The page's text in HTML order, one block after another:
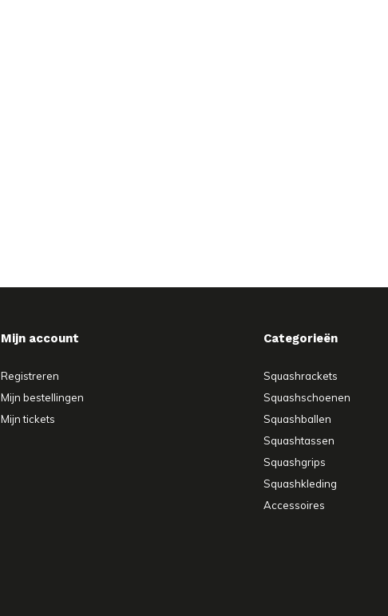
Mijn account
Registreren
Mijn bestellingen
Mijn tickets
Categorieën
Squashrackets
Squashschoenen
Squashballen
Squashtassen
Squashgrips
Squashkleding
Accessoires